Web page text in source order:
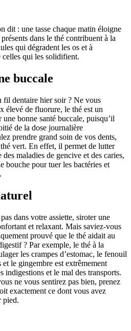
dit : une tasse chaque matin éloigne
dans le thé contribuent à la
qui dégradent les os et à
celles qui les solidifient.
buccale
fil dentaire hier soir ? Ne vous
élevé de fluorure, le thé est un
bonne santé buccale, puisqu’il
de la dose journalière
prendre grand soin de vos dents,
vert. En effet, il permet de lutter
maladies de gencive et des caries,
bouche pour tuer les bactéries et
dans votre assiette, siroter une
et relaxant. Mais saviez-vous
prouvé que le thé aidait au
? Par exemple, le thé à la
les crampes d’estomac, le fenouil
le gingembre est extrêmement
indigestions et le mal des transports.
ne vous sentirez pas bien, prenez
exactement ce dont vous avez
pied.